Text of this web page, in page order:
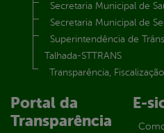
Secretaria Municipal de
Secretaria Municipal de
Superintendência de
Talhada-STTRANS
Transparência,
Portal da
Transparência
E-